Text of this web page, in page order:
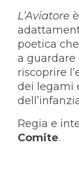
L’Aviatore
poetica
a guardare
riscoprire
dei legami
Regia e
Comite.